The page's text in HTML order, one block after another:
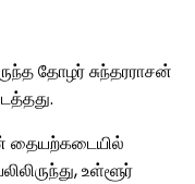
தோழர் சுந்தரராசன்
தையற்கடையில்
உள்ளூர்